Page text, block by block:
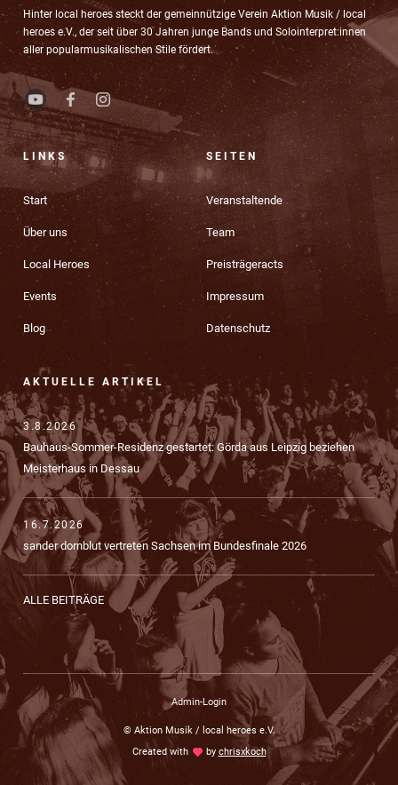
Hinter local heroes steckt der gemeinnützige Verein Aktion Musik / local
heroes e.V., der seit über 30 Jahren junge Bands und Solointerpret:innen
aller popularmusikalischen Stile fördert.
LINKS
Start
Über uns
Local Heroes
Events
Blog
SEITEN
Veranstaltende
Team
Preisträgeracts
Impressum
Datenschutz
AKTUELLE ARTIKEL
3.8.2026
Bauhaus-Sommer-Residenz gestartet: Görda aus Leipzig beziehen
Meisterhaus in Dessau
16.7.2026
sander dornblut vertreten Sachsen im Bundesfinale 2026
ALLE BEITRÄGE
Admin-Login
© Aktion Musik / local heroes e.V.
Created withlove by chrisxkoch